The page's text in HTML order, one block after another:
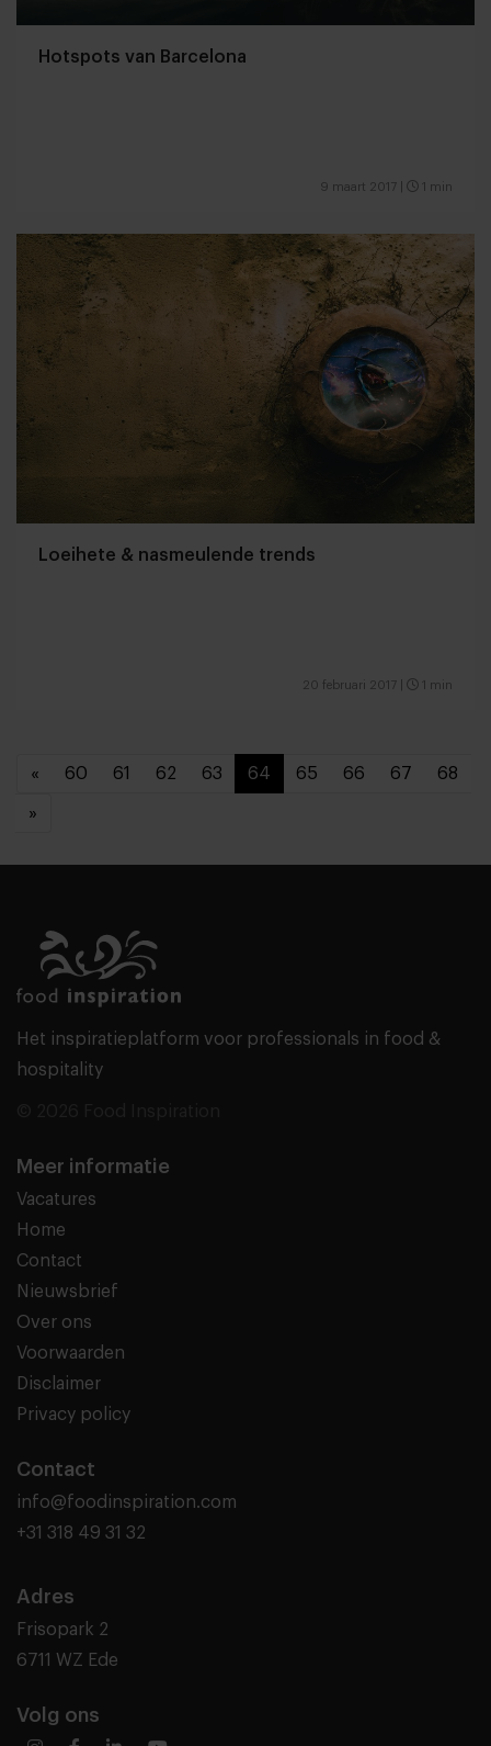
Hotspots van Barcelona
9 maart 2017 1 min
Loeihete & nasmeulende trends
20 februari 2017 1 min
« 60 61 62 63 64 65 66 67 68
»
Het inspiratieplatform voor professionals in food &
hospitality
Meer informatie
Vacatures
Home
Contact
Nieuwsbrief
Over ons
Voorwaarden
Disclaimer
Privacy policy
Contact
info@foodinspiration.com
+31 318 49 31 32
Adres
Frisopark 2
6711 WZ Ede
Volg ons